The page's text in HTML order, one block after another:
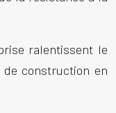
ralentissent le
construction en